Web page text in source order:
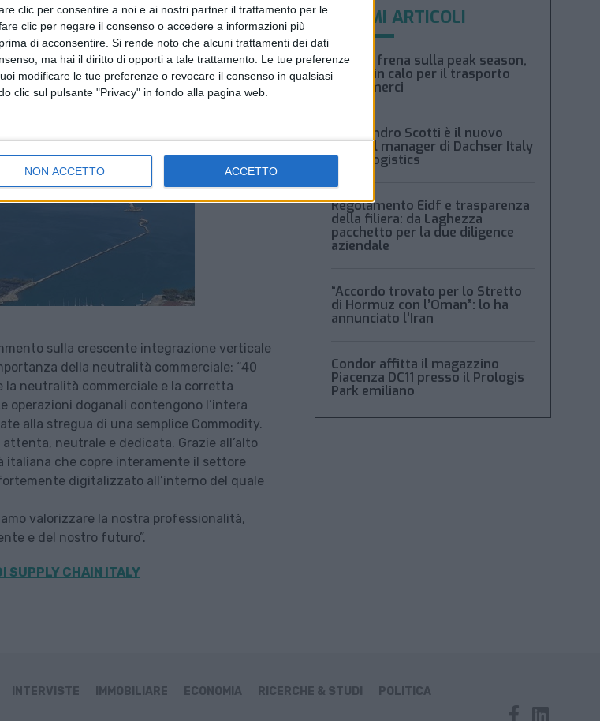
clic per consentire a noi e ai nostri partner il trattamento per le
clic per negare il consenso o accedere a informazioni più
di acconsentire. Si rende noto che alcuni trattamenti dei dati
ma hai il diritto di opporti a tale trattamento. Le tue preferenze
modificare le tue preferenze o revocare il consenso in qualsiasi
clic sul pulsante "Privacy" in fondo alla pagina web.
NON ACCETTO ACCETTO
sulla crescente integrazione verticale
della neutralità commerciale: “40
la neutralità commerciale e la corretta
operazioni doganali contengono l’intera
alla stregua di una semplice Commodity.
neutrale e dedicata. Grazie all’alto
italiana che copre interamente il settore
digitalizzato all’interno del quale
valorizzare la nostra professionalità,
e del nostro futuro”.
SUPPLY CHAIN ITALY
ULTIMI ARTICOLI
Xeneta frena sulla peak season,
tariffe in calo per il trasporto
aereo merci
Alessandro Scotti è il nuovo
general manager di Dachser Italy
Food Logistics
Regolamento Eidf e trasparenza
della filiera: da Laghezza
pacchetto per la due diligence
aziendale
“Accordo trovato per lo Stretto
di Hormuz con l’Oman”: lo ha
annunciato l’Iran
Condor affitta il magazzino
Piacenza DC11 presso il Prologis
Park emiliano
INTERVISTE IMMOBILIARE ECONOMIA RICERCHE & STUDI
POLITICA